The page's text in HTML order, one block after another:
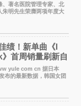
著名医院管理专家、北
朱明先生荣膺两项年度大
夏金陵，长江之畔，
接为主题的2026&lsquo;人
绩！新单曲《I
首周销量刷新自
com cn 据日本
布的最新数据，韩国女团
张单曲《I Got Your
张，成功跻身最新一